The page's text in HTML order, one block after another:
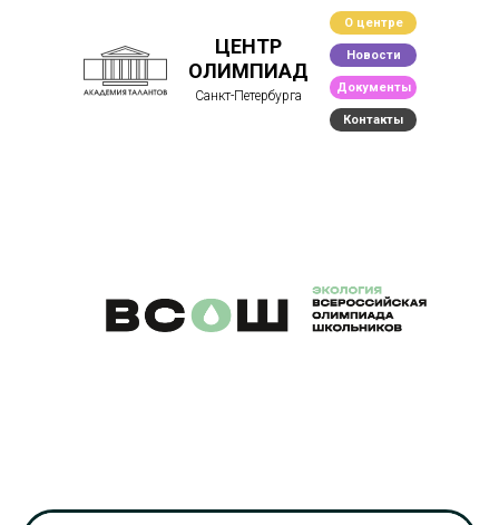
О центре
Новости
Документы
Контакты
ЦЕНТР
ОЛИМПИАД
Санкт-Петербурга